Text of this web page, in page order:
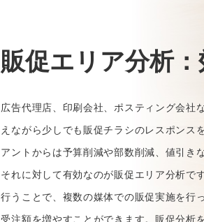
販促エリア分析
広告代理店、印刷会社、ポスティング会社
えながら少しでも販促チラシのレスポンス
アントからは予算削減や部数削減、値引き
それに対して有効なのが販促エリア分析で
行うことで、複数の媒体での販促実施を行
受注額を増やすことができます。販促分析